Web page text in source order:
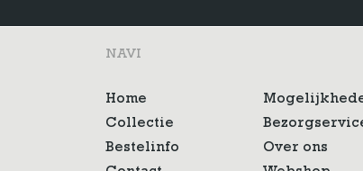
NAVI
Home
Collectie
Bestelinfo
Over ons